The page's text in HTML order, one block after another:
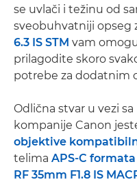
se uvlači i težinu od
sveobuhvatniji opseg
6.3 IS STM vam
prilagodite skoro
potrebe za dodatnim
Odlična stvar u vezi sa
kompanije Canon
objektive
telima APS-C formata
RF 35mm F1.8 IS